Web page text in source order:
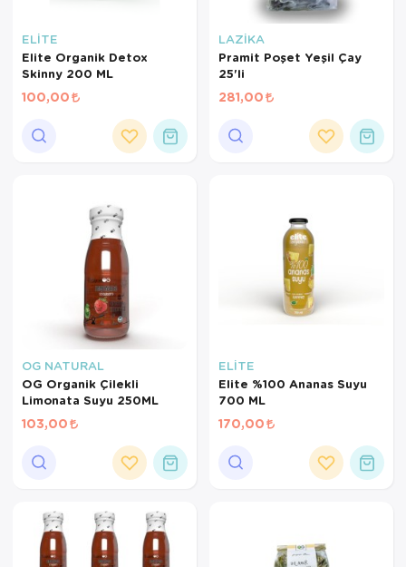
ELİTE
Elite Organik Detox
Skinny 200 ML
100,00
LAZİKA
Pramit Poşet Yeşil Çay
25'li
281,00
OG NATURAL
OG Organik Çilekli
Limonata Suyu 250ML
103,00
ELİTE
Elite %100 Ananas Suyu
700 ML
170,00
AYNI GÜN
TESLİMAT
ÜRÜNLERİ
Sepetinizde AYNI GÜN TESLİMAT
ürünü bulunduğu için AYNI GÜN
TESLİMAT kargo seçeneği dışında
seçemezsiniz. NOT: AYNI GÜN
TESLİMAT hizmeti sadece İSTANBUL
ve 850TL üzeri siparişler için
geçerlidir.